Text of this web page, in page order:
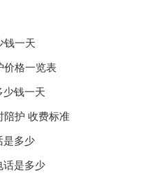
钱一天
价格一览表
少钱一天
陪护 收费标准
是多少
话是多少